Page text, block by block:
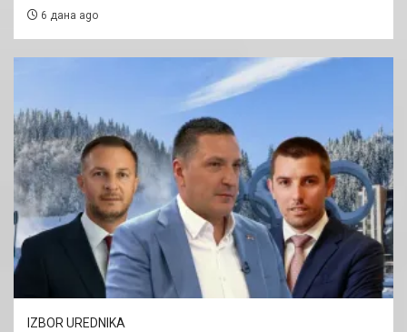
6 дана ago
IZBOR UREDNIKA